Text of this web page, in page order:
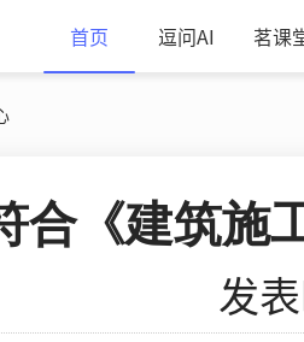
首页 逗问AI 茗课
合《建筑施
发